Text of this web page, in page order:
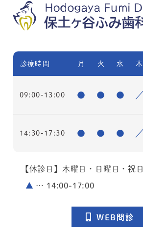
診療時間 月 火 水 木
09:00-13:00 ● ● ● ／
14:30-17:30 ● ● ● ／
【休診日】木曜日・日曜日・祝日
▲ … 14:00-17:00
WEB問診